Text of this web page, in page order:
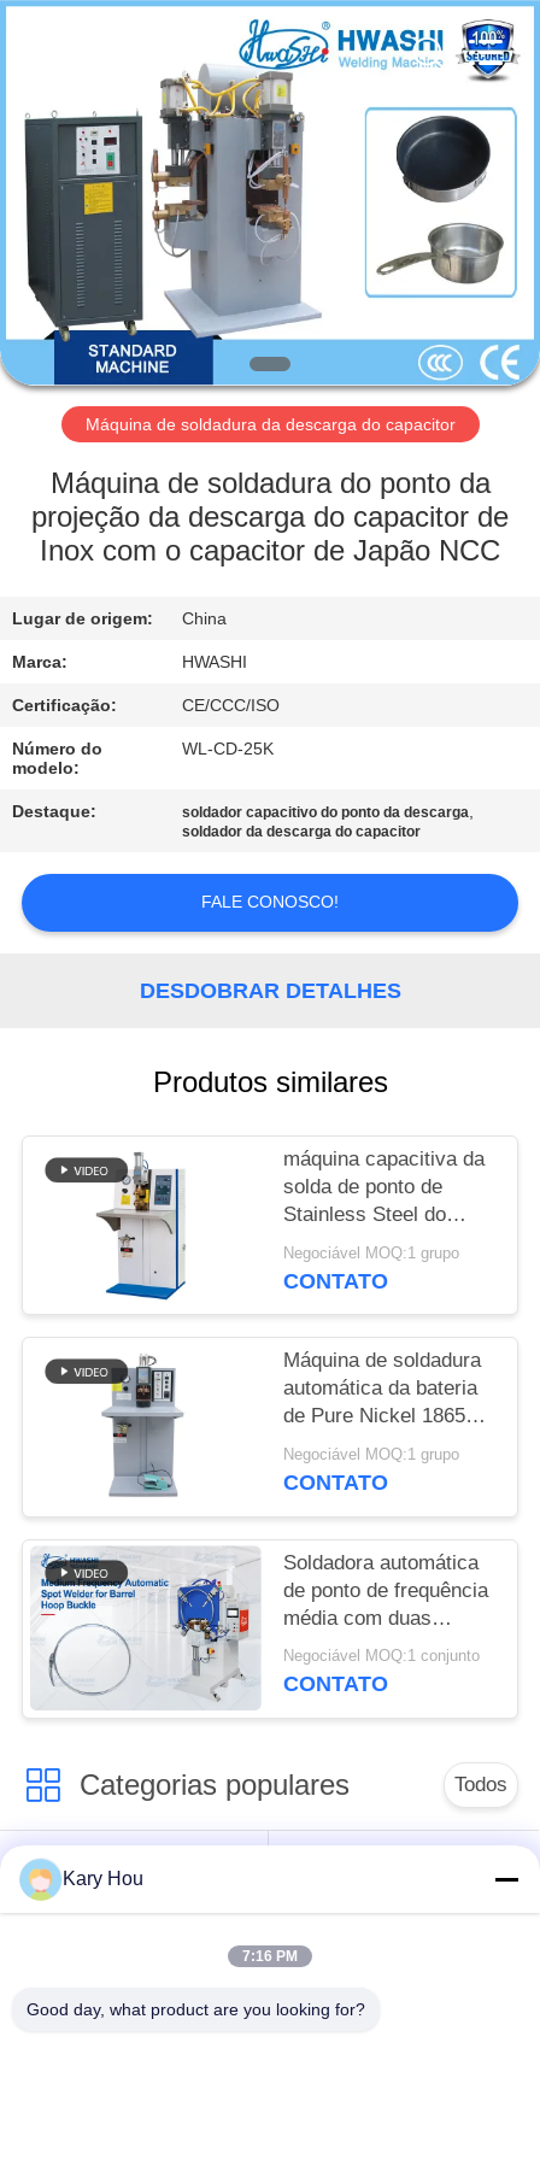
CASA
PRODUTOS
SOBRE
NÓS
EXCURSÃO
FÁBRICA
CONTROLE
QUALIDADE
CONTACTE-
NOS
NOTÍCIA
CASOS
CITAÇÕES
POLÍTICA
PRIVACIDADE
2026
Reserved.
Máquina de soldadura da descarga do capacitor
Máquina de soldadura do ponto da
projeção da descarga do capacitor de
Inox com o capacitor de Japão NCC
Lugar de origem: China
Marca: HWASHI
Certificação: CE/CCC/ISO
Número do
modelo:
WL-CD-25K
Destaque: soldador capacitivo do ponto da descarga,
soldador da descarga do capacitor
FALE CONOSCO!
DESDOBRAR DETALHES
Produtos similares
máquina capacitiva da
solda de ponto de
Stainless Steel do
soldador do ponto da
energia da máquina de
do ponto da bateria
220v pric
Negociável MOQ:1 grupo
CONTATO
Máquina de soldadura
automática da bateria
de Pure Nickel 18650
do soldador do ponto
do capacitor da bateria
Negociável MOQ:1 grupo
CONTATO
Soldadora automática
de ponto de frequência
média com duas
cabeças de soldagem
e tecnologia de
Negociável MOQ:1 conjunto
CONTATO
Categorias populares Todos
Máquina de
soldadura do ponto
condensador
do dissipador
Kary Hou
7:16 PM
Good day, what product are you looking for?